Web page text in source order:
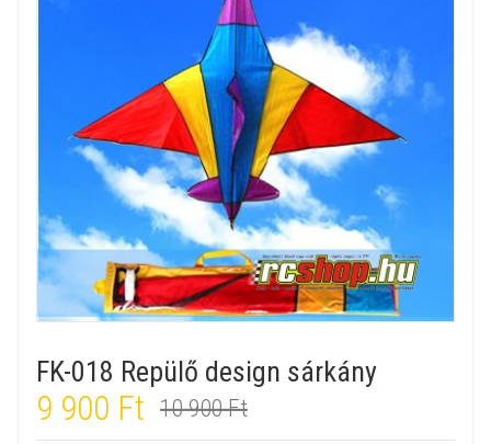
FK-018 Repülő design sárkány
9 900 Ft 10 900 Ft